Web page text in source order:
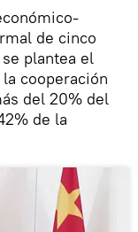
de cinco
plantea el
cooperación
del 20% del
de la